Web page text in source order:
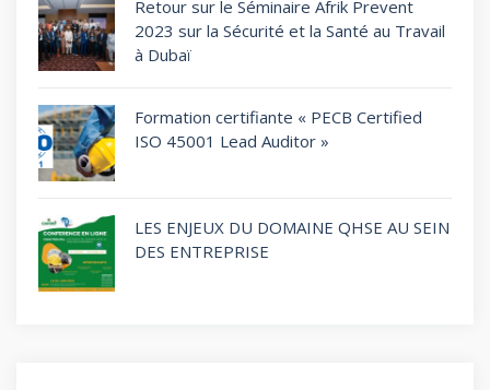
Retour sur le Séminaire Afrik Prevent
2023 sur la Sécurité et la Santé au Travail
à Dubaï
Formation certifiante « PECB Certified
ISO 45001 Lead Auditor »
LES ENJEUX DU DOMAINE QHSE AU SEIN
DES ENTREPRISE